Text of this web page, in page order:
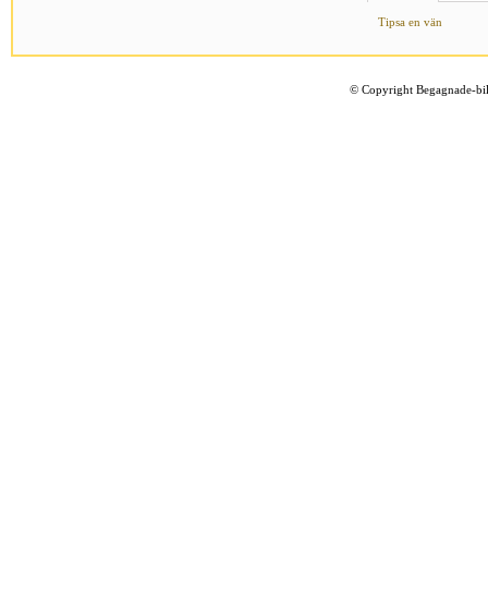
Tipsa en vän
© Copyright Begagnade-